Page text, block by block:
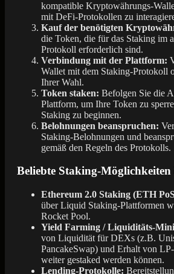
kompatible Kryptowährungs-
mit DeFi-Protokollen zu
Kauf der benötigten
die Token, die für das Staking im
Protokoll erforderlich sind.
Verbindung mit der Plattform:
Wallet mit dem Staking-Protokoll
Ihrer Wahl.
Token staken: Befolgen Sie die
Plattform, um Ihre Token zu
Staking zu beginnen.
Belohnungen beanspruchen:
Staking-Belohnungen und
gemäß den Regeln des Protokolls.
Beliebte Staking-
Ethereum 2.0 Staking (ETH
über Liquid Staking-Plattformen
Rocket Pool.
Yield Farming / Liquiditäts-
von Liquidität für DEXs (z.B.
PancakeSwap) und Erhalt von
weiter gestaked werden können.
Lending-Protokolle: